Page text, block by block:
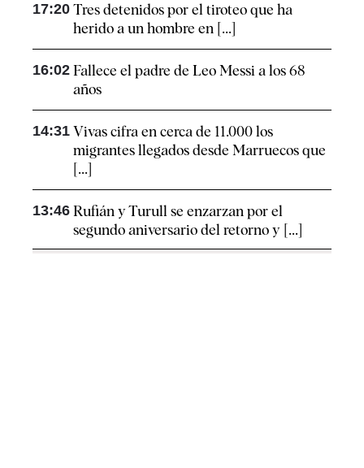
17:20 Tres detenidos por el tiroteo que ha
herido a un hombre en [...]
16:02 Fallece el padre de Leo Messi a los 68
años
14:31 Vivas cifra en cerca de 11.000 los
migrantes llegados desde Marruecos que
[...]
13:46 Rufián y Turull se enzarzan por el
segundo aniversario del retorno y [...]